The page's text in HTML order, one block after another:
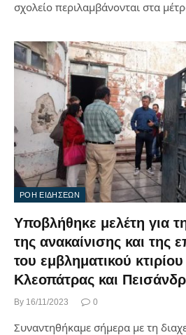
σχολείο περιλαμβάνονται στα
ΡΟΗ ΕΙΔΗΣΕΩΝ
Υποβλήθηκε μελέτη για
της ανακαίνισης και της
του εμβληματικού
Κλεοπάτρας και
By 16/11/2023 0
Συναντηθήκαμε σήμερα με τη